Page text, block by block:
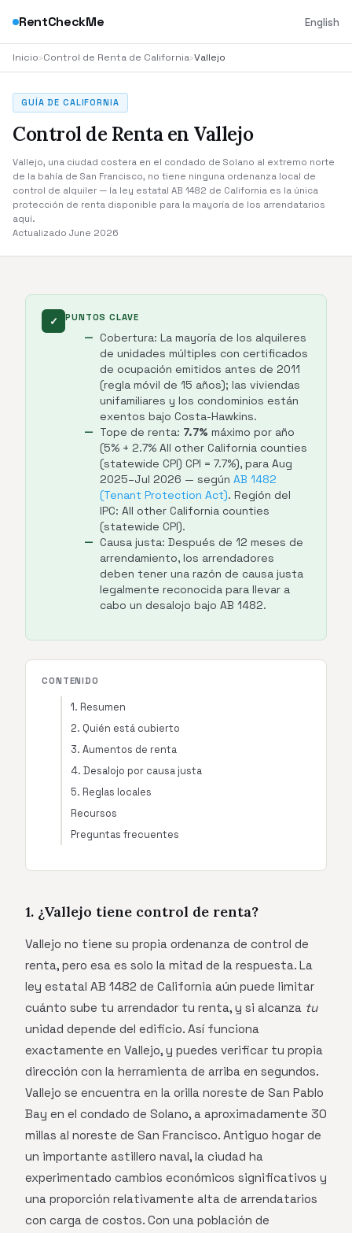
RentCheckMe English
Inicio›Control de Renta de California›Vallejo
GUÍA DE CALIFORNIA
Control de Renta en Vallejo
Vallejo, una ciudad costera en el condado de Solano al extremo norte
de la bahía de San Francisco, no tiene ninguna ordenanza local de
control de alquiler — la ley estatal AB 1482 de California es la única
protección de renta disponible para la mayoría de los arrendatarios
aquí.
Actualizado June 2026
✓ PUNTOS CLAVE
Cobertura: La mayoría de los alquileres
de unidades múltiples con certificados
de ocupación emitidos antes de 2011
(regla móvil de 15 años); las viviendas
unifamiliares y los condominios están
exentos bajo Costa-Hawkins.
Tope de renta: 7.7% máximo por año
(5% + 2.7% All other California counties
(statewide CPI) CPI = 7.7%), para Aug
2025–Jul 2026 — según AB 1482
(Tenant Protection Act). Región del
IPC: All other California counties
(statewide CPI).
Causa justa: Después de 12 meses de
arrendamiento, los arrendadores
deben tener una razón de causa justa
legalmente reconocida para llevar a
cabo un desalojo bajo AB 1482.
CONTENIDO
1. Resumen
2. Quién está cubierto
3. Aumentos de renta
4. Desalojo por causa justa
5. Reglas locales
Recursos
Preguntas frecuentes
1. ¿Vallejo tiene control de renta?
Vallejo no tiene su propia ordenanza de control de
renta, pero esa es solo la mitad de la respuesta. La
ley estatal AB 1482 de California aún puede limitar
cuánto sube tu arrendador tu renta, y si alcanza tu
unidad depende del edificio. Así funciona
exactamente en Vallejo, y puedes verificar tu propia
dirección con la herramienta de arriba en segundos.
Vallejo se encuentra en la orilla noreste de San Pablo
Bay en el condado de Solano, a aproximadamente 30
millas al noreste de San Francisco. Antiguo hogar de
un importante astillero naval, la ciudad ha
experimentado cambios económicos significativos y
una proporción relativamente alta de arrendatarios
con carga de costos. Con una población de